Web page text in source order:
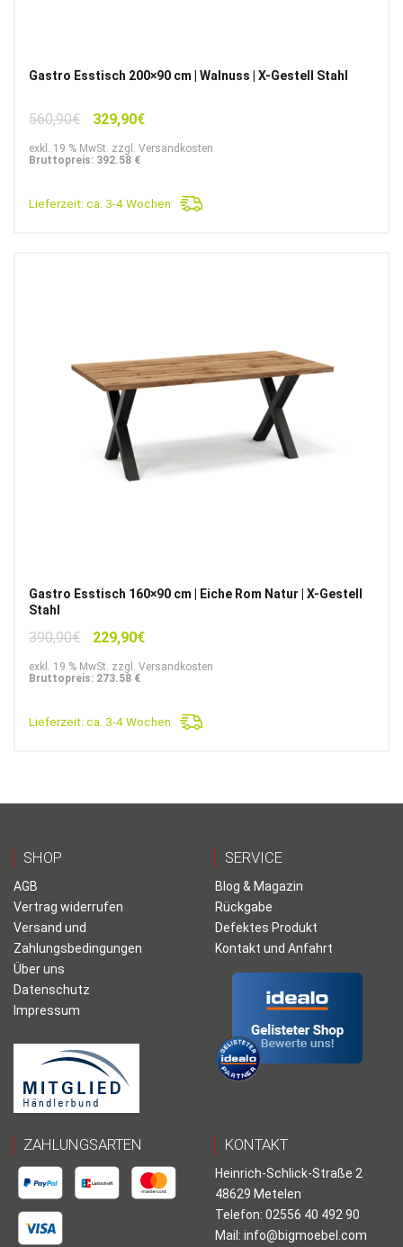
Gastro Esstisch 200×90 cm | Walnuss | X-Gestell Stahl
560,90€
Ursprünglicher
war:
329,90€Aktueller
ist:
exkl. 19 % MwSt. zzgl. Versandkosten
Bruttopreis: 392.58 €
Lieferzeit: ca. 3-4 Wochen
Gastro Esstisch 160×90 cm | Eiche Rom Natur | X-Gestell
Stahl
390,90€
Ursprünglicher
war:
229,90€Aktueller
ist:
exkl. 19 % MwSt. zzgl. Versandkosten
Bruttopreis: 273.58 €
Lieferzeit: ca. 3-4 Wochen
SHOP
AGB
Vertrag widerrufen
Versand und
Zahlungsbedingungen
Über uns
Datenschutz
Impressum
SERVICE
Blog & Magazin
Rückgabe
Defektes Produkt
Kontakt und Anfahrt
ZAHLUNGSARTEN KONTAKT
Heinrich-Schlick-Straße 2
48629 Metelen
Telefon: 02556 40 492 90
Mail: info@bigmoebel.com